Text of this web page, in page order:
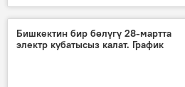
Ош облусу
жолугушуу
Бишкектин бир бөлүгү 28-мартта
электр кубатысыз калат. График